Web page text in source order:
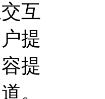
互
提
提
。